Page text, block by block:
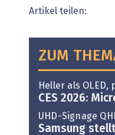
Artikel teilen:
ZUM
Heller als OLED,
CES 2026:
UHD-Signage
Samsung